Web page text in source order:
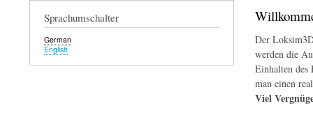
Der
werden die
Einhalten des
man einen
Viel
Sprachumschalter
German
English